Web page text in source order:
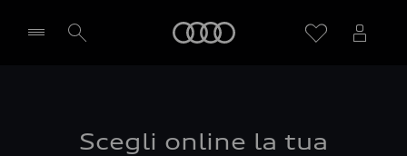
Scegli online la tua